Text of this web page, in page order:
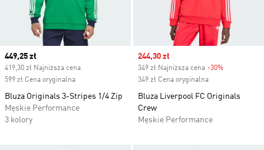
Current price
449,25 zł
419,30 zł Najniższa cena
599 zł Cena oryginalna
Bluza Originals 3-Stripes 1/4 Zip
Męskie Performance
3 kolory
Sale price
244,30 zł
349 zł Najniższa cena -30%
349 zł Cena oryginalna
Bluza Liverpool FC Originals
Crew
Męskie Performance